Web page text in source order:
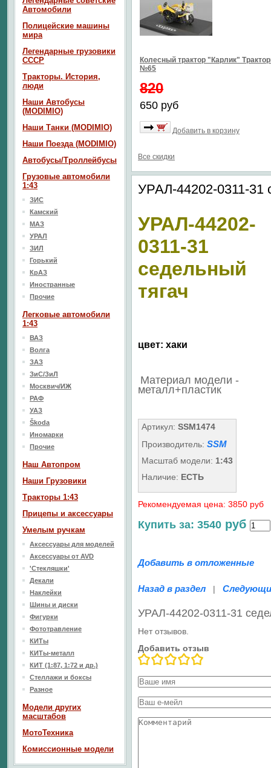
Колесный трактор "Карлик"
№65
820
650 руб
Добавить в корзину
Все скидки
УРАЛ-44202-0311-31
УРАЛ-44202-
0311-31
седельный
тягач
цвет: хаки
Материал модели -
металл+пластик
Артикул: SSM1474
Производитель: SSM
Масштаб модели: 1:43
Наличие: ЕСТЬ
Рекомендуемая цена: 3850 руб
Купить за: 3540 руб
Добавить в отложенные
Назад в раздел |
УРАЛ-44202-0311-31
Нет отзывов.
Добавить отзыв
Автомобили
Полицейские машины
мира
Легендарные грузовики
СССР
Тракторы. История,
люди
Наши Автобусы
(MODIMIO)
Наши Танки (MODIMIO)
Наши Поезда (MODIMIO)
Автобусы/Троллейбусы
Грузовые автомобили
1:43
ЗИС
Камский
МАЗ
УРАЛ
ЗИЛ
Горький
КрАЗ
Иностранные
Прочие
Легковые автомобили
1:43
ВАЗ
Волга
ЗАЗ
ЗиС/ЗиЛ
Москвич/ИЖ
РАФ
УАЗ
Škoda
Иномарки
Прочие
Наш Aвтопром
Наши Грузовики
Тракторы 1:43
Прицепы и аксессуары
Умелым ручкам
Аксессуары для моделей
Аксессуары от AVD
'Стекляшки'
Декали
Наклейки
Шины и диски
Фигурки
Фототравление
КИТы
КИТы-металл
КИТ (1:87, 1:72 и др.)
Стеллажи и боксы
Разное
Модели других
масштабов
МотоТехника
Комиссионные модели